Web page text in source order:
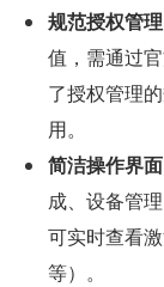
规范授权管理
值，需通过
了授权管理
用。
简洁操作界面
成、设备管
可实时查看
等）。